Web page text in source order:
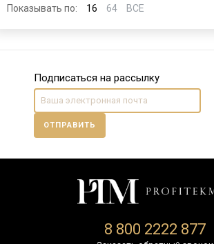
Показывать по: 16 64 ВСЕ
Подписаться на рассылку
ОТПРАВИТЬ
8 800 2222 877